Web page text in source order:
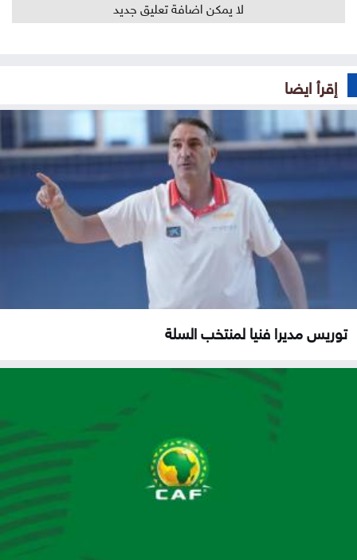
لا يمكن اضافة تعليق جديد
إقرأ ايضا
توريس مديرا فنيا لمنتخب السلة